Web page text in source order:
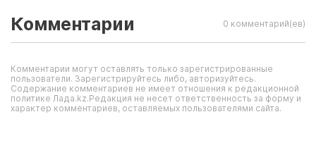
Комментарии 0 комментарий(ев)
Комментарии могут оставлять только зарегистрированные
пользователи. Зарегистрируйтесь либо, авторизуйтесь.
Содержание комментариев не имеет отношения к редакционной
политике Лада.kz.Редакция не несет ответственность за форму и
характер комментариев, оставляемых пользователями сайта.